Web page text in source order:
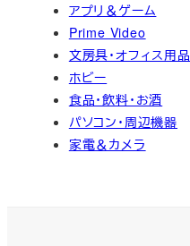
アプリ＆ゲーム
Prime Video
文房具・オフィス用品
ホビー
食品・飲料・お酒
パソコン・周辺機器
家電＆カメラ